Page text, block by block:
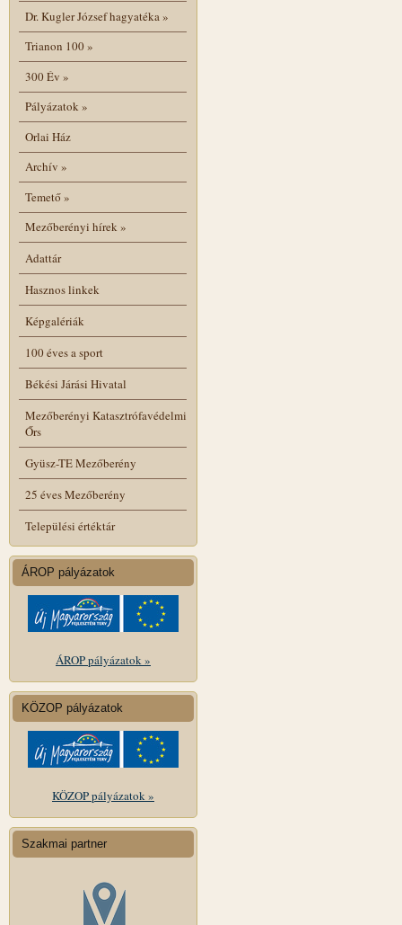
Dr. Kugler József hagyatéka»
Trianon 100»
300 Év »
Pályázatok»
Orlai Ház
Archív »
Temető»
Mezőberényi hírek»
Adattár
Hasznos linkek
Képgalériák
100 éves a sport
Békési Járási Hivatal
Mezőberényi Katasztrófavédelmi
Őrs
Gyüsz-TE Mezőberény
25 éves Mezőberény
Települési értéktár
ÁROP pályázatok
ÁROP pályázatok »
KÖZOP pályázatok
KÖZOP pályázatok »
Szakmai partner